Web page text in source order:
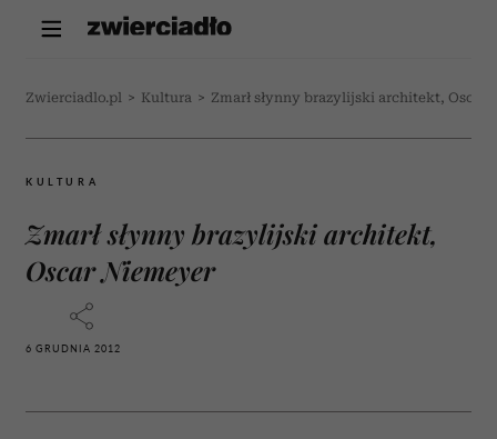
Zwierciadlo.pl > Kultura > Zmarł słynny brazylijski architekt, Oscar
KULTURA
Zmarł słynny brazylijski architekt,
Oscar Niemeyer
6 GRUDNIA 2012